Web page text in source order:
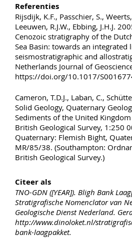
Referenties
Rijsdijk, K.F., Passchier, S.,
Leeuwen, R.J.W., Ebbing, J.H.J.
Cenozoic stratigraphy of the
Sea Basin: towards an integrated
seismostratigraphic and
Netherlands Journal of
https://doi.org/10.1017/
Cameron, T.D.J., Laban, C.,
Solid Geology, Quaternary
Sediments of the United
British Geological Survey, 1:250
Quaternary: Flemish Bight,
MR/85/38. (Southampton:
British Geological Survey.)
Citeer als
TNO-GDN ([YEAR]). Bligh Bank
Stratigrafische Nomenclator van
Geologische Dienst Nederland.
http://www.dinoloket.nl/
bank-laagpakket.